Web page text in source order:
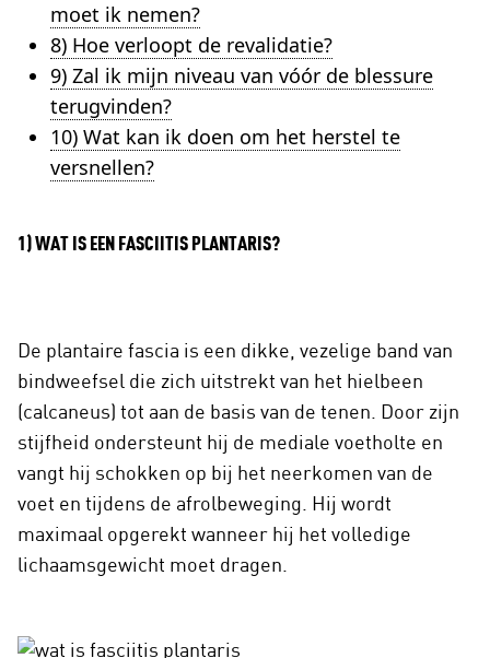
moet ik nemen?
8) Hoe verloopt de revalidatie?
9) Zal ik mijn niveau van vóór de blessure
terugvinden?
10) Wat kan ik doen om het herstel te
versnellen?
1) WAT IS EEN FASCIITIS PLANTARIS?
De plantaire fascia is een dikke, vezelige band van
bindweefsel die zich uitstrekt van het hielbeen
(calcaneus) tot aan de basis van de tenen. Door zijn
stijfheid ondersteunt hij de mediale voetholte en
vangt hij schokken op bij het neerkomen van de
voet en tijdens de afrolbeweging. Hij wordt
maximaal opgerekt wanneer hij het volledige
lichaamsgewicht moet dragen.